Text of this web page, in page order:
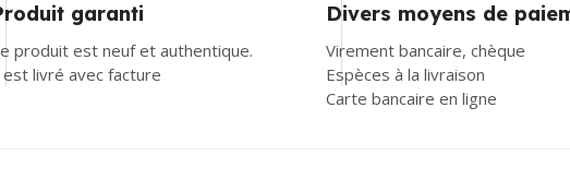
garanti
produit est neuf et authentique.
est livré avec facture
Divers moyens de
Virement bancaire, chèque
Espèces à la livraison
Carte bancaire en ligne